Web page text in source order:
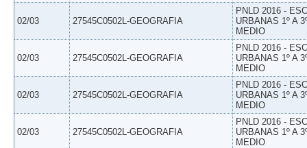
02/03 27545C0502L-GEOGRAFIA
PNLD 2016 -
URBANAS 1º A
MEDIO
02/03 27545C0502L-GEOGRAFIA
PNLD 2016 -
URBANAS 1º A
MEDIO
02/03 27545C0502L-GEOGRAFIA
PNLD 2016 -
URBANAS 1º A
MEDIO
02/03 27545C0502L-GEOGRAFIA
PNLD 2016 -
URBANAS 1º A
MEDIO